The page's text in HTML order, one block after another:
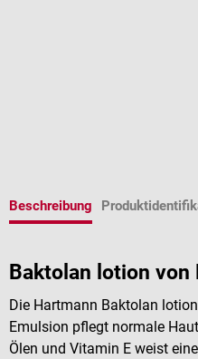
Beschreibung
Baktolan lotion von
Die Hartmann Baktolan
Emulsion pflegt normale
Ölen und Vitamin E weist